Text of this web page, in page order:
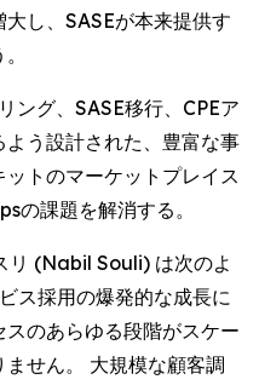
し、SASEが本来提供す
ング、SASE移行、CPEア
う設計された、豊富な事
トのマーケットプレイス
の課題を解消する。
リ (Nabil Souli) は次のよ
ス採用の爆発的な成長に
のあらゆる段階がスケー
せん。 大規模な顧客調